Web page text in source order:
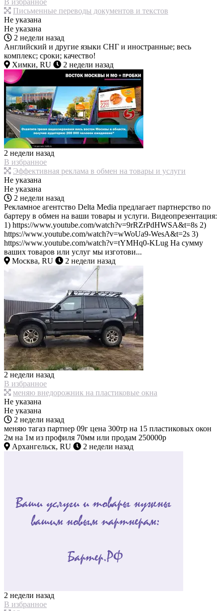
В избранное
Письменные переводы документов и текстов
Не указана
Не указана
2 недели назад
Английский и другие языки СНГ и иностранные; весь
комплекс; сроки; качество!
Химки, RU
2 недели назад
2 недели назад
В избранное
Эффективная реклама в обмен на товары и услуги
Не указана
Не указана
2 недели назад
Рекламное агентство Delta Media предлагает партнерство по
бартеру в обмен на ваши товары и услуги. Видеопрезентация:
1) https://www.youtube.com/watch?v=9rRZrPdHWSA&t=8s 2)
https://www.youtube.com/watch?v=wWoUa9-WesA&t=2s 3)
https://www.youtube.com/watch?v=tYMHq0-KLug На сумму
ваших товаров или услуг мы изготови...
Москва, RU
2 недели назад
2 недели назад
В избранное
меняю внедорожник на пластиковые окна
Не указана
Не указана
2 недели назад
меняю тагаз партнер 09г цена 300тр на 15 пластиковых окон
2м на 1м из профиля 70мм или продам 250000р
Архангельск, RU
2 недели назад
2 недели назад
В избранное